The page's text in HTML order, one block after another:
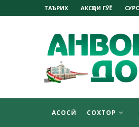
ТАЪРИХ АКСҲОИ ГӮЁ
АСОСӢ СОХТОР